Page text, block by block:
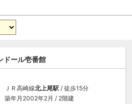
ドール壱番館
ＪＲ高崎線北上尾駅 / 徒歩15分
築年月2002年2月 / 2階建